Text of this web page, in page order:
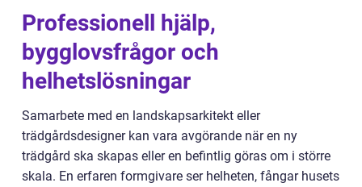
Professionell hjälp,
bygglovsfrågor och
helhetslösningar
Samarbete med en landskapsarkitekt eller
trädgårdsdesigner kan vara avgörande när en ny
trädgård ska skapas eller en befintlig göras om i större
skala. En erfaren formgivare ser helheten, fångar husets